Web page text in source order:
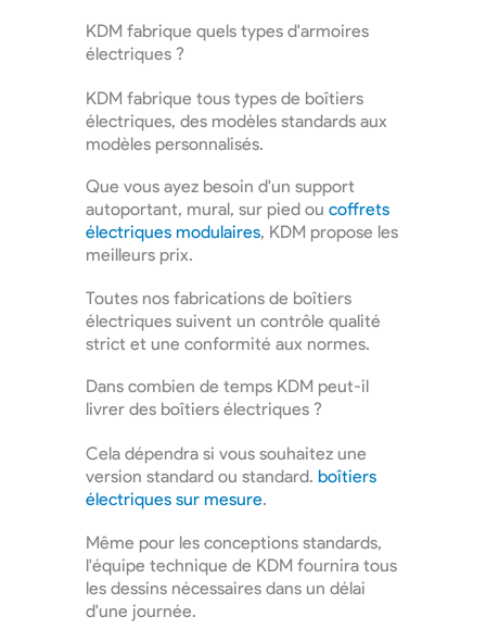
KDM fabrique quels types d'armoires
électriques ?
KDM fabrique tous types de boîtiers
électriques, des modèles standards aux
modèles personnalisés.
Que vous ayez besoin d'un support
autoportant, mural, sur pied ou coffrets
électriques modulaires, KDM propose les
meilleurs prix.
Toutes nos fabrications de boîtiers
électriques suivent un contrôle qualité
strict et une conformité aux normes.
Dans combien de temps KDM peut-il
livrer des boîtiers électriques ?
Cela dépendra si vous souhaitez une
version standard ou standard. boîtiers
électriques sur mesure.
Même pour les conceptions standards,
l'équipe technique de KDM fournira tous
les dessins nécessaires dans un délai
d'une journée.